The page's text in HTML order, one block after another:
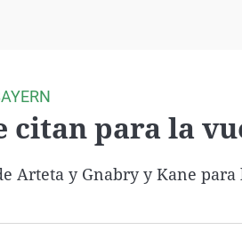
Navarra
País Vasco
citan para la
Arteta y Gnabry y Kane para